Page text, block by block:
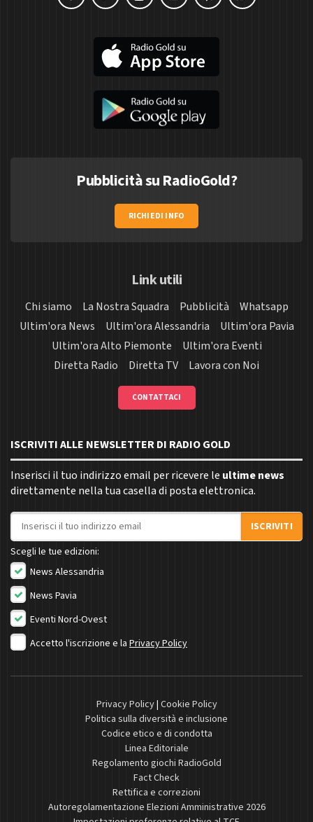
Pubblicità su RadioGold?
RICHIEDI INFO
Link utili
Chi siamo La Nostra Squadra Pubblicità
Whatsapp
Ultim'ora News
Ultim'ora Alessandria
Ultim'ora Pavia
Ultim'ora Alto Piemonte
Ultim'ora Eventi
Diretta Radio
Diretta TV Lavora con Noi
CONTATTACI
ISCRIVITI ALLE NEWSLETTER DI RADIO GOLD
Inserisci il tuo indirizzo email per ricevere le ultime news
direttamente nella tua casella di posta elettronica.
Indirizzo email
ISCRIVITI
Scegli le tue edizioni:
News Alessandria
News Pavia
Eventi Nord-Ovest
Accetto l'iscrizione e la Privacy Policy
Privacy Policy| Cookie Policy
Politica sulla diversità e inclusione
Codice etico e di condotta
Linea Editoriale
Regolamento giochi RadioGold
Fact Check
Rettifica e correzioni
Autoregolamentazione Elezioni Amministrative 2026